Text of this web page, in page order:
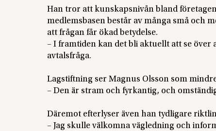
Han tror att kunskapsnivån bland
medlemsbasen består av många små och
att frågan får ökad betydelse.
– I framtiden kan det bli aktuellt att se över
avtalsfråga.
Lagstiftning ser Magnus Olsson som
– Den är stram och fyrkantig, och
Däremot efterlyser även han tydligare
– Jag skulle välkomna vägledning och